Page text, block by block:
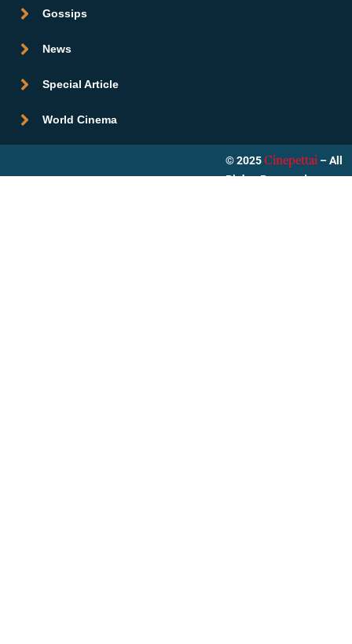
Gossips
News
Special Article
World Cinema
© 2025 Cinepettai – All
Rights Reserved